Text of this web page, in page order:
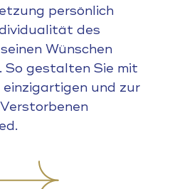
persönlich
des
Wünschen
So gestalten Sie mit
einzigartigen und zur